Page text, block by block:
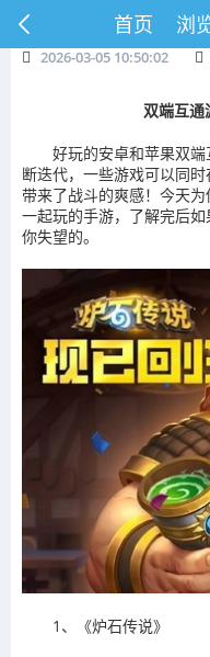
首页 浏
2026-03-05 10:50:02
双端互
好玩的安卓和苹果双
断迭代，一些游戏可以同
带来了战斗的爽感！今天
一起玩的手游，了解完后
你失望的。
1、《炉石传说》